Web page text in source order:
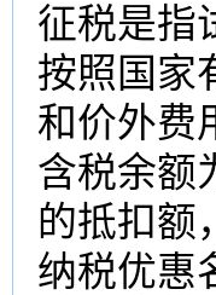
征税是指
按照国家
和价外费
含税余额
的抵扣额
纳税优惠